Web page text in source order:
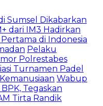
Sumsel Dikabarkan
dari IM3 Hadirkan
di Indonesia
Pelaku
Polrestabes
Turnamen Padel
Wabup
Tegaskan
Tirta Randik